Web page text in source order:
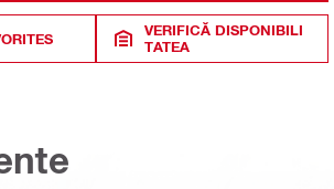
VERIFICĂ DISPONIBILI
TATEA